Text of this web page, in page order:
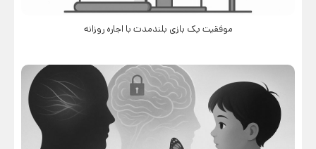
موفقیت یک بازی بلندمدت با اجاره روزانه